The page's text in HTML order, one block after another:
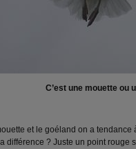
C’est une mouette ou
et le goéland on a tendance à
différence ? Juste un point rouge